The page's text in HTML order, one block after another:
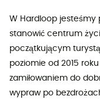
W Hardloop jesteśmy
stanowić centrum
początkującym
poziomie od 2015
zamiłowaniem do
wypraw po